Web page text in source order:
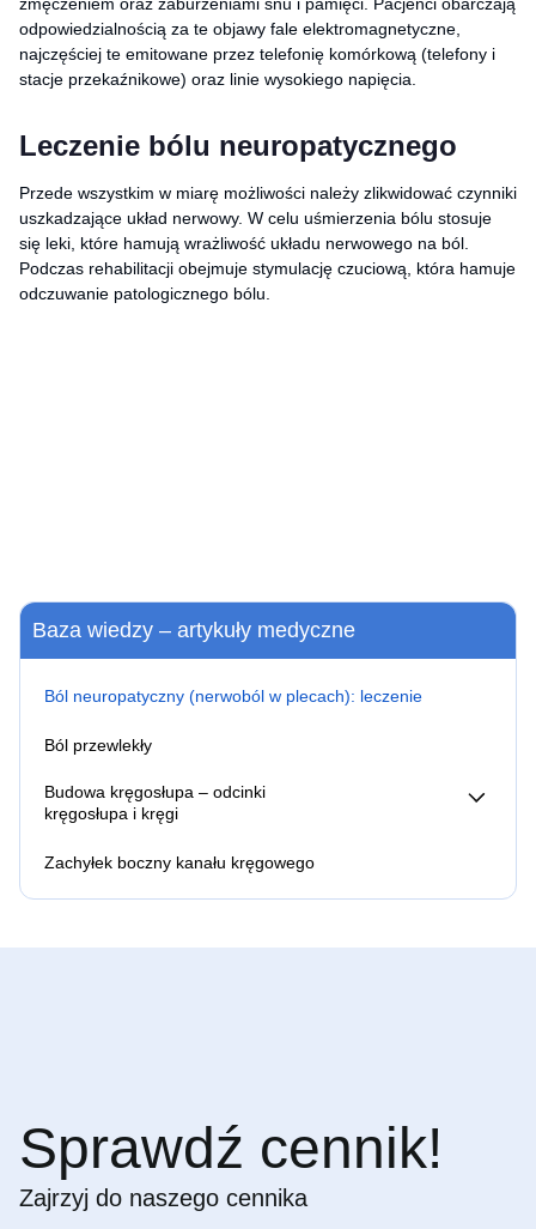
Baza wiedzy – artykuły medyczne
Ból neuropatyczny (nerwoból w plecach): leczenie
Ból przewlekły
Budowa kręgosłupa – odcinki
kręgosłupa i kręgi
Ucisk na worek oponowy – czy to groźne?
Zachyłek boczny kanału kręgowego
odpowiedzialnością za te objawy fale elektromagnetyczne,
najczęściej te emitowane przez telefonię komórkową (telefony i
stacje przekaźnikowe) oraz linie wysokiego napięcia.
Leczenie bólu neuropatycznego
Przede wszystkim w miarę możliwości należy zlikwidować czynniki
uszkadzające układ nerwowy. W celu uśmierzenia bólu stosuje
się leki, które hamują wrażliwość układu nerwowego na ból.
Podczas rehabilitacji obejmuje stymulację czuciową, która hamuje
odczuwanie patologicznego bólu.
Sprawdź cennik!
Zajrzyj do naszego cennika